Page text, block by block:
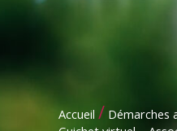
Accueil / Démarches